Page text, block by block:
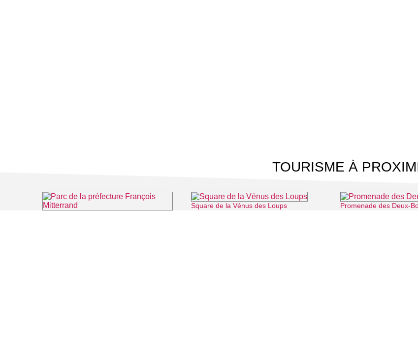
TOURISME À
Square de la Vénus des Loups
Promenade des Deux-